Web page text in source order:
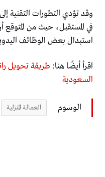
وقد تؤدي التطورات التقنية
في المستقبل، حيث من
استبدال بعض الوظائف
اقرأ أيضًا هنا: طريقة تحويل
السعودية
الوسوم العمالة المنزلية